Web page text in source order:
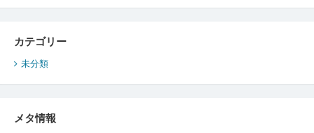
カテゴリー
未分類
メタ情報